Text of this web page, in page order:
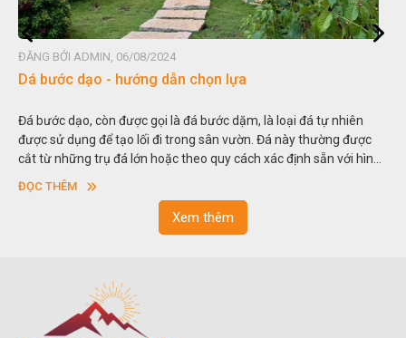
ADMIN, 06/08/2024
dạo - hướng dẫn chọn lựa
dạo, còn được gọi là đá bước dặm, là loại đá tự nhiên
dụng để tạo lối đi trong sân vườn. Đá này thường được
trụ đá lớn hoặc theo quy cách xác định sẵn với hình
hình chữ nhật và có độ dày khác nhau.
Hòn non
thu nhỏ,
trong các
Xem thêm